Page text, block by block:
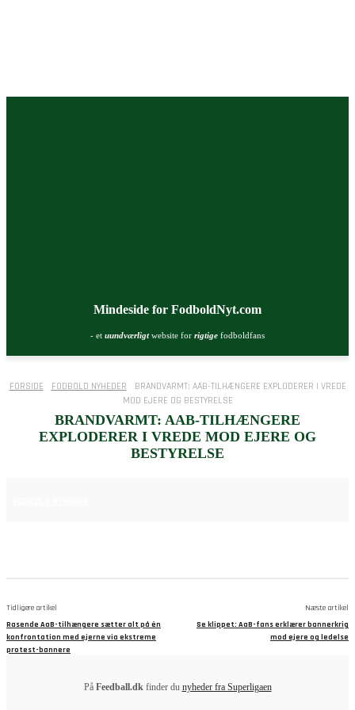
Mindeside for FodboldNyt.com
- et uundværligtwebsite for rigtige fodboldfans
FORSIDE FODBOLD NYHEDER
BRANDVARMT: AAB-TILHÆNGERE EXPLODERER I VREDE
MOD EJERE OG BESTYRELSE
BRANDVARMT: AAB-TILHÆNGERE
EXPLODERER I VREDE MOD EJERE OG
BESTYRELSE
Tidligere artikel
Rasende AaB-tilhængere sætter alt på én
konfrontation med ejerne via ekstreme
protest-bannere
Næste artikel
Se klippet: AaB-fans erklærer bannerkrig
mod ejere og ledelse
På Feedball.dkfinder du nyheder fra Superligaen